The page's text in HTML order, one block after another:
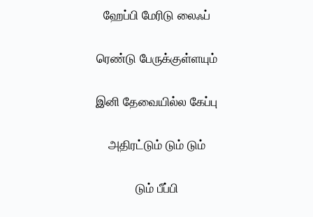
ஹேப்பி மேரிடு லைஃப்
ரெண்டு பேருக்குள்ளயும்
இனி தேவையில்ல கேப்பு
அதிரட்டும் டும் டும்
டும் பீப்பி